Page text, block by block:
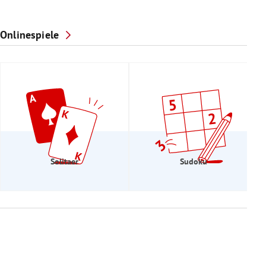
Onlinespiele
Solitaer Sudoku